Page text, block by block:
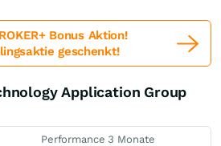
Bonus Aktion!
geschenkt!
Application Group
Performance 3 Monate